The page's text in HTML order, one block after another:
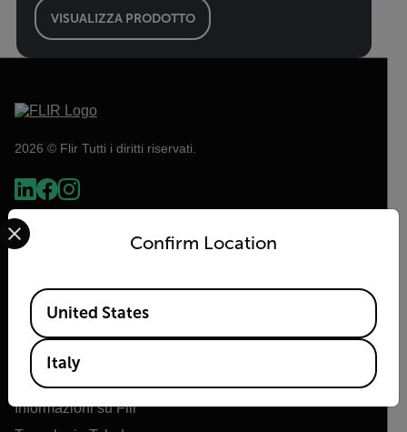
VISUALIZZA PRODOTTO
2026 © Flir Tutti i diritti riservati.
Informazioni su Flir
Confirm Location
Select your preferred country and language from the
Available Locations
United States
Italy